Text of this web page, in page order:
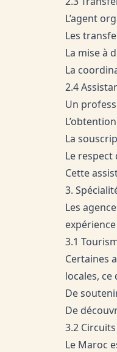
L’agent
Les
La mise à
La
2.4
Un
La
Le
Cette
3.
Les
3.1
Certaines
locales, ce
De
De
3.2
Le Maroc